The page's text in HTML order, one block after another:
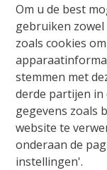
Om u de best
gebruiken
zoals cookies
stemmen met
derde partijen
gegevens zoals
website te
onderaan de
instellingen'.
210 m²